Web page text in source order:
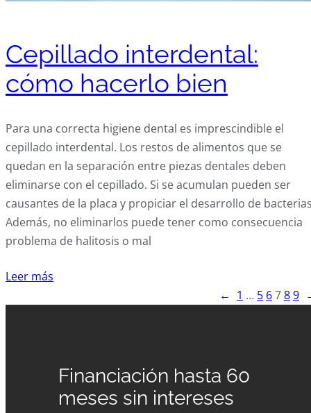
Cepillado interdental:
cómo hacerlo bien
Para una correcta higiene dental es imprescindible el
cepillado interdental. Los restos de alimentos que se
quedan en la separación entre piezas dentales deben
eliminarse con el cepillado. Si se acumulan pueden ser
causantes de la placa y propiciar el desarrollo de
Además, no eliminarlos puede tener como consecuencia
problema de halitosis o mal
Leer más
← 1 … 5 6789
Financiación hasta 60
meses sin intereses